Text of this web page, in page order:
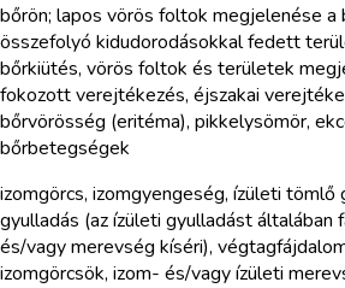
bőrön; lapos vörös foltok megjelenése a
összefolyó kidudorodásokkal fedett
bőrkiütés, vörös foltok és területek
fokozott verejtékezés, éjszakai
bőrvörösség (eritéma), pikkelysömör,
bőrbetegségek
izomgörcs, izomgyengeség, ízületi tömlő
gyulladás (az ízületi gyulladást általában
és/vagy merevség kíséri),
izomgörcsök, izom- és/vagy ízületi